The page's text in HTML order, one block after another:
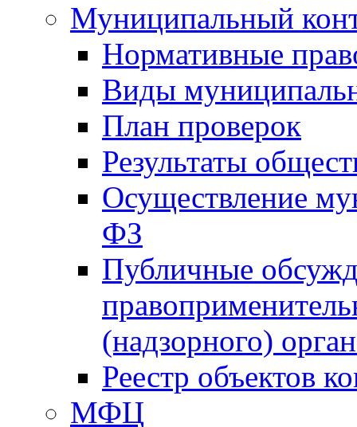
Муниципальный
Нормативные
Виды
План проверок
Результаты
Осуществление
ФЗ
Публичные
(надзорного)
Реестр объектов
МФЦ